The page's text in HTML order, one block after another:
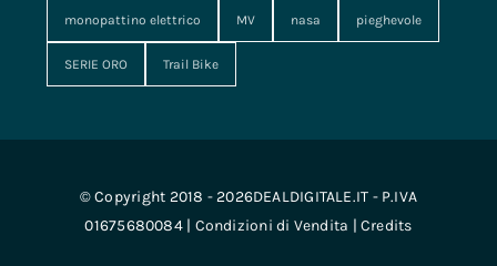
monopattino elettrico MV nasa pieghevole
SERIE ORO Trail Bike
© Copyright 2018 - 2026DEALDIGITALE.IT - P.IVA
01675680084 | Condizioni di Vendita | Credits